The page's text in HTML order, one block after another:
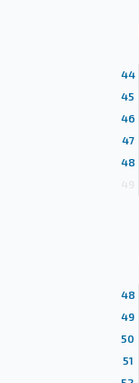
44
45
46
47
48
48
49
50
51